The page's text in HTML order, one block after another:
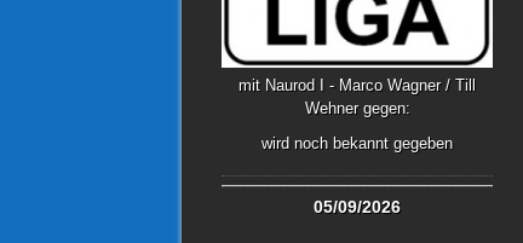
mit Naurod I - Marco Wagner / Till
Wehner gegen:
wird noch bekannt gegeben
05/09/2026